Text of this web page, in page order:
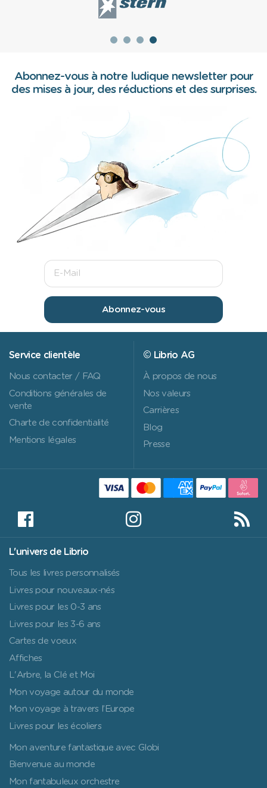
Abonnez-vous à notre ludique newsletter pour
des mises à jour, des réductions et des surprises.
Abonnez-vous
Service clientèle
Nous contacter / FAQ
Conditions générales de
vente
Charte de confidentialité
Mentions légales
© Librio AG
À propos de nous
Nos valeurs
Carrières
Blog
Presse
L'univers de Librio
Tous les livres personnalisés
Livres pour nouveaux-nés
Livres pour les 0-3 ans
Livres pour les 3-6 ans
Cartes de voeux
Affiches
L'Arbre, la Clé et Moi
Mon voyage autour du monde
Mon voyage à travers l’Europe
Livres pour les écoliers
Mon aventure fantastique avec Globi
Bienvenue au monde
Mon fantabuleux orchestre